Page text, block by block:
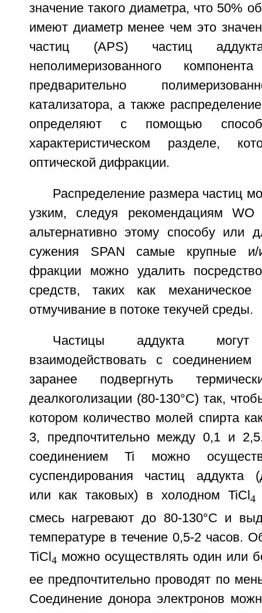
значение такого диаметра, что 50%
имеют диаметр менее чем это
частиц (APS) частиц аддукта
неполимеризованного
предварительно
катализатора, а также
определяют с помощью
характеристическом разделе,
оптической дифракции.
Распределение размера частиц
узким, следуя рекомендациям WO
альтернативно этому способу или
сужения SPAN самые крупные
фракции можно удалить
средств, таких как механическое
отмучивание в потоке текучей среды.
Частицы аддукта могут
взаимодействовать с
заранее подвергнуть
деалкоголизации (80-130°С) так,
котором количество молей спирта
3, предпочтительно между 0,1 и
соединением Ti можно
суспендирования частиц аддукта
или как таковых) в холодном TiCl 4
смесь нагревают до 80-130°С и
температуре в течение 0,5-2 часов.
TiCl 4 можно осуществлять один или
ее предпочтительно проводят по
Соединение донора электронов